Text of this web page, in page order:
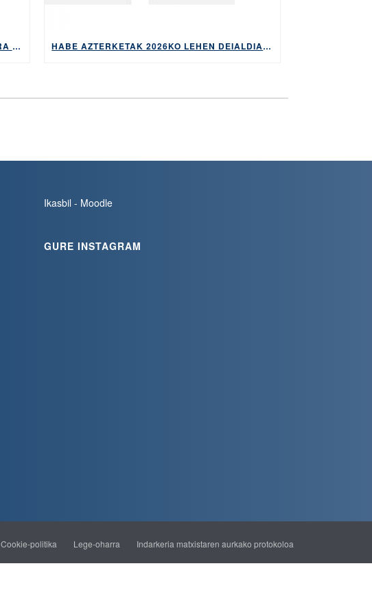
ZABALIK DAGO BILBOKO UDALAK EUSKARA IKASTEKO ESKAINTZEN DITUEN DIRULAGUNTZAK ESKATZEKO EPEA, 2026KO MAIATZAREN 5ERA ARTE HABE AZTERKETAK 2026KO LEHEN DEIALDIAN EGITEKO MATRIKULA-EPEA, APIRILAREN 9TIK 14RA EGONGO DA ZABALIK
Ikasbil - Moodle
GURE INSTAGRAM
Cookie-politika Lege-oharra Indarkeria matxistaren aurkako protokoloa